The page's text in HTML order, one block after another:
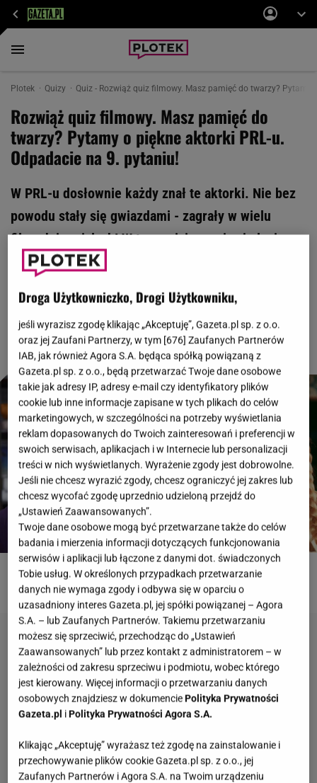
Plotek Quizy Quiz - Rozwiąż quiz filmowy. Masz pamięć do twarzy? Pytamy
Rozwiąż quiz filmowy. Masz pamięć do
twarzy? Pytamy o piękne aktorki PRL-u.
Odpadacie na 9. pytaniu!
W PRL-u dosłownie każdy znał te aktorki. Nie bez
powodu stały się gwiazdami - zagrały w wielu
filmach i serialach! W tym quizie musisz jedynie
wskazać, kto wcielił się w kultowe role. Zdobycie
dokonać?
ROZWIĄŻ QUIZ
Droga Użytkowniczko, Drogi Użytkowniku,
jeśli wyrazisz zgodę klikając „Akceptuję”, Gazeta.pl sp. z o.o.
oraz jej Zaufani Partnerzy, w tym [676] Zaufanych Partnerów
IAB, jak również Agora S.A. będąca spółką powiązaną z
Gazeta.pl sp. z o.o., będą przetwarzać Twoje dane osobowe
takie jak adresy IP, adresy e-mail czy identyfikatory plików
cookie lub inne informacje zapisane w tych plikach do celów
marketingowych, w szczególności na potrzeby wyświetlania
reklam dopasowanych do Twoich zainteresowań i preferencji w
swoich serwisach, aplikacjach i w Internecie lub personalizacji
treści w nich wyświetlanych. Wyrażenie zgody jest dobrowolne.
Jeśli nie chcesz wyrazić zgody, chcesz ograniczyć jej zakres lub
chcesz wycofać zgodę uprzednio udzieloną przejdź do
„Ustawień Zaawansowanych”.
Twoje dane osobowe mogą być przetwarzane także do celów
badania i mierzenia informacji dotyczących funkcjonowania
serwisów i aplikacji lub łączone z danymi dot. świadczonych
Tobie usług. W określonych przypadkach przetwarzanie
danych nie wymaga zgody i odbywa się w oparciu o
uzasadniony interes Gazeta.pl, jej spółki powiązanej – Agora
S.A. – lub Zaufanych Partnerów. Takiemu przetwarzaniu
możesz się sprzeciwić, przechodząc do „Ustawień
Zaawansowanych” lub przez kontakt z administratorem – w
zależności od zakresu sprzeciwu i podmiotu, wobec którego
jest kierowany. Więcej informacji o przetwarzaniu danych
osobowych znajdziesz w dokumenciePolityka Prywatności
Gazeta.pl iPolityka Prywatności Agora S.A.
Klikając „Akceptuję” wyrażasz też zgodę na zainstalowanie i
przechowywanie plików cookie Gazeta.pl sp. z o.o., jej
Zaufanych Partnerów i Agora S.A. na Twoim urządzeniu